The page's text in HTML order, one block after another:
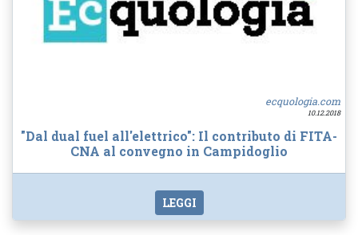
ecquologia.com
10.12.2018
"Dal dual fuel all'elettrico": Il contributo di FITA-
CNA al convegno in Campidoglio
LEGGI